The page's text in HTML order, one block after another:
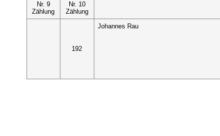
Nr. 9
Zählung
Nr. 10
Zählung
192
Johannes Rau